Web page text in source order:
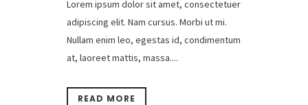
Lorem ipsum dolor sit amet, consectetuer
adipiscing elit. Nam cursus. Morbi ut mi.
Nullam enim leo, egestas id, condimentum
at, laoreet mattis, massa....
READ MORE